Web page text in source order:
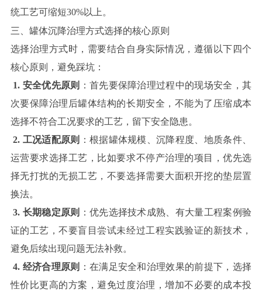
统工艺可缩短30%以上。
三、罐体沉降治理方式选择的核心原则
选择治理方式时，需要结合自身实际情况，遵循以下四个
核心原则，避免踩坑：
1. 安全优先原则
：首先要保障治理过程中的现场安全，其
次要保障治理后罐体结构的长期安全，不能为了压缩成本
选择不符合工况要求的工艺，留下安全隐患。
2. 工况适配原则
：根据罐体规模、沉降程度、地质条件、
运营要求选择工艺，比如要求不停产治理的项目，优先选
择无打扰的无损工艺，不要选择需要大面积开挖的垫层置
换法。
3. 长期稳定原则
：优先选择技术成熟、有大量工程案例验
证的工艺，不要盲目尝试未经过工程实践验证的新技术，
避免后续出现问题无法补救。
4. 经济合理原则
：在满足安全和治理效果的前提下，选择
性价比更高的方案，避免过度治理，增加不必要的成本投